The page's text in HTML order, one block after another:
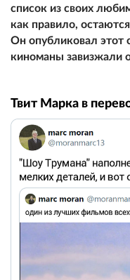
список из своих
как правило,
Он опубликовал этот
киноманы завизжали
Твит Марка в